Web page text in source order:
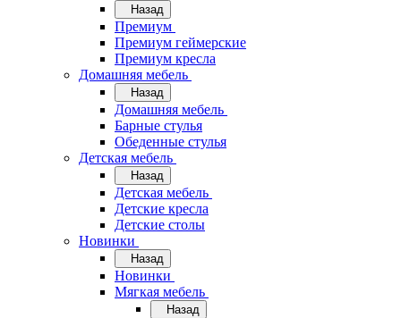
Назад
Премиум
Премиум геймерские
Премиум кресла
Домашняя мебель
Назад
Домашняя мебель
Барные стулья
Обеденные стулья
Детская мебель
Назад
Детская мебель
Детские кресла
Детские столы
Новинки
Назад
Новинки
Мягкая мебель
Назад